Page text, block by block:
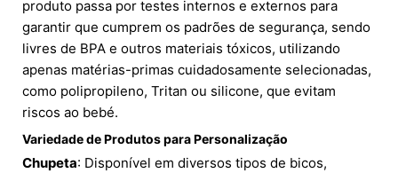
produto passa por testes internos e externos para
garantir que cumprem os padrões de segurança, sendo
livres de BPA e outros materiais tóxicos, utilizando
apenas matérias-primas cuidadosamente selecionadas,
como polipropileno, Tritan ou silicone, que evitam
riscos ao bebé.
Variedade de Produtos para Personalização
Chupeta: Disponível em diversos tipos de bicos,